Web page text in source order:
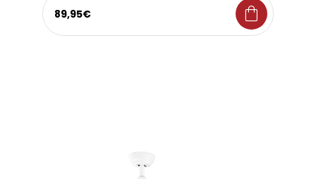
89,95€ shopping_bag